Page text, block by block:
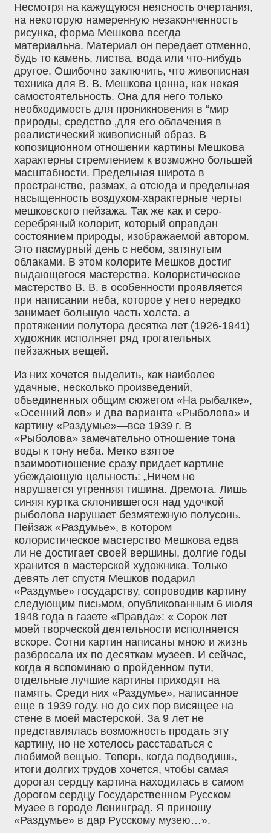
Несмотря на кажущуюся неясность очертания,
на некоторую намеренную незаконченность
рисунка, форма Мешкова всегда
материальна. Материал он передает отменно,
будь то камень, листва, вода или что-нибудь
другое. Ошибочно заключить, что живописная
техника для В. В. Мешкова ценна, как некая
самостоятельность. Она для него только
необходимость для проникновения в “мир
природы, средство ‚для его облачения в
реалистический живописный образ. В
копозиционном отношении картины Мешкова
характерны стремлением к возможно большей
масштабности. Предельная широта в
пространстве, размах, а отсюда и предельная
насыщенность воздухом-характерные черты
мешковского пейзажа. Так же как и серо-
серебряный колорит, который оправдан
состоянием природы, изображаемой автором.
Это пасмурный день с небом, затянутым
облаками. В этом колорите Мешков достиг
выдающегося мастерства. Колористическое
мастерство В. В. в особенности проявляется
при написании неба, которое у него нередко
занимает большую часть холста. а
протяжении полутора десятка лет (1926-1941)
художник исполняет ряд трогательных
пейзажных вещей.
Из них хочется выделить, как наиболее
удачные, несколько произведений,
объединенных общим сюжетом «На рыбалке»,
«Осенний лов» и два варианта «Рыболова» и
картину «Раздумье»—все 1939 г. В
«Рыболова» замечательно отношение тона
воды к тону неба. Метко взятое
взаимоотношение сразу придает картине
убеждающую цельность: „Ничем не
нарушается утренняя тишина. Дремота. Лишь
синяя куртка склонившегося над удочкой
рыболова нарушает безмятежную полусонь.
Пейзаж «Раздумье», в котором
колористическое мастерство Мешкова едва
ли не достигает своей вершины, долгие годы
хранится в мастерской художника. Только
девять лет спустя Мешков подарил
«Раздумье» государству, сопроводив картину
следующим письмом, опубликованным 6 июля
1948 года в газете «Правда»: « Сорок лет
моей творческой деятельности исполняется
вскоре. Сотни картин написаны мною и жизнь
разбросала их по десяткам музеев. И сейчас,
когда я вспоминаю о пройденном пути,
отдельные лучшие картины приходят на
память. Среди них «Раздумье», написанное
еще в 1939 году. но до сих пор висящее на
стене в моей мастерской. За 9 лет не
представлялась возможность продать эту
картину, но не хотелось расставаться с
любимой вещью. Теперь, когда подводишь,
итоги долгих трудов хочется, чтобы самая
дорогая сердцу картина находилась в самом
дорогом сердцу Государственном Русском
Музее в городе Ленинград. Я приношу
«Раздумье» в дар Русскому музею…».